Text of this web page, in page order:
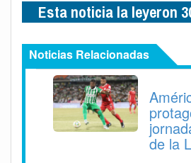
Esta noticia la leyeron
Noticias Relacionadas
de la